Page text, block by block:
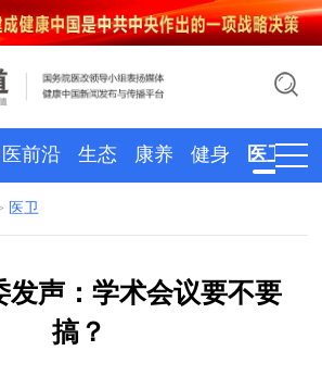
前沿 生态 康养 健身 医卫
医卫
发声：学术会议要不要
搞？